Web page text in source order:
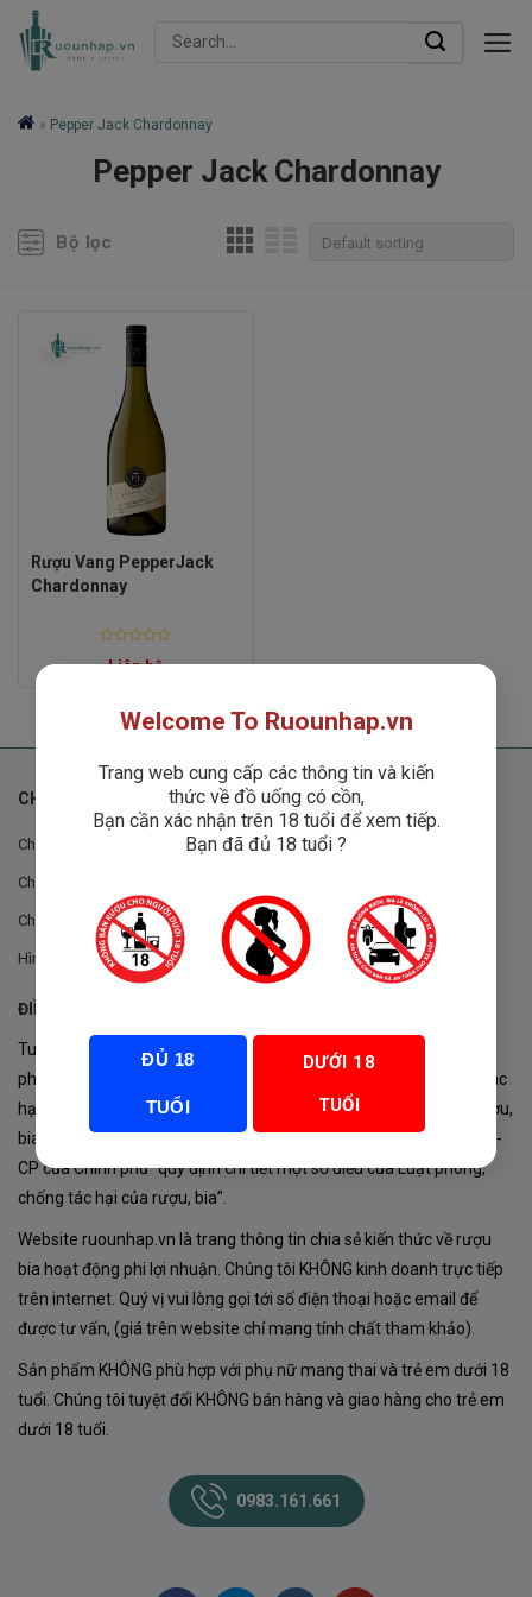
Skip
Search
» Pepper Jack Chardonnay
Pepper Jack Chardonnay
Bộ lọc
Rượu Vang PepperJack
Chardonnay
Rated
Liên hệ
CHÍNH SÁCH
Chính sách chung
Chính sách đổi trả
Chính sách mua hàng
Hình thức thanh toán
ĐIỀU KHOẢN VÀ CHÍNH SÁCH
Tuân thủ Nghị định 105/2017/NĐ-CP ngày 14/9/2017 của Chính
phủ về sản xuất, kinh doanh rượu. Tuân thủ Luật “phòng chống tác
hại của rượu, bia” số 44/2019/QH14-Điều 16 về “điều kiện bán rượu,
bia theo hình thức thương mại điện tử”; Nghị định số 24/2020/NĐ-
CP của Chính phủ “quy định chi tiết một số điều của Luật phòng,
chống tác hại của rượu, bia”.
Website ruounhap.vn là trang thông tin chia sẻ kiến thức về rượu
bia hoạt động phi lợi nhuận. Chúng tôi KHÔNG kinh doanh trực tiếp
trên internet. Quý vị vui lòng gọi tới số điện thoại hoặc email để
được tư vấn, (giá trên website chỉ mang tính chất tham khảo).
Sản phẩm KHÔNG phù hợp với phụ nữ mang thai và trẻ em dưới 18
tuổi. Chúng tôi tuyệt đối KHÔNG bán hàng và giao hàng cho trẻ em
dưới 18 tuổi.
0983.161.661
Welcome To Ruounhap.vn
Trang web cung cấp các thông tin và kiến
thức về đồ uống có cồn,
Bạn cần xác nhận trên 18 tuổi để xem tiếp.
Bạn đã đủ 18 tuổi ?
ĐỦ 18
TUỔI
DƯỚI 18
TUỔI